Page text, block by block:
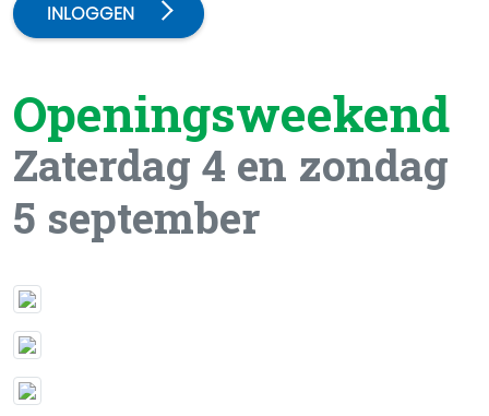
INLOGGEN
Openingsweekend
Zaterdag 4 en zondag
5 september